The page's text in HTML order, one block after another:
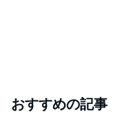
おすすめの記事